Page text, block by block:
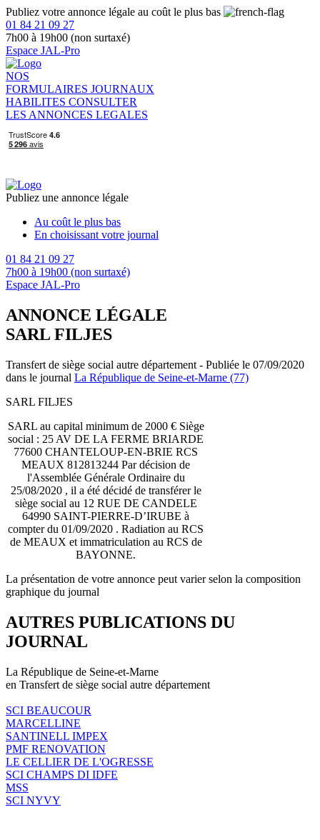
Publiez votre annonce légale au coût le plus bas
01 84 21 09 27
7h00 à 19h00 (non surtaxé)
Espace JAL-Pro
NOS
FORMULAIRES JOURNAUX
HABILITES CONSULTER
LES ANNONCES LEGALES
Publiez une annonce légale
Au coût le plus bas
En choisissant votre journal
01 84 21 09 27
7h00 à 19h00 (non surtaxé)
Espace JAL-Pro
ANNONCE LÉGALE
SARL FILJES
Transfert de siège social autre département - Publiée le 07/09/2020
dans le journal La République de Seine-et-Marne (77)
SARL FILJES
SARL au capital minimum de 2000 € Siège
social : 25 AV DE LA FERME BRIARDE
77600 CHANTELOUP-EN-BRIE RCS
MEAUX 812813244 Par décision de
l'Assemblée Générale Ordinaire du
25/08/2020 , il a été décidé de transférer le
siège social au 12 RUE DE CANDELE
64990 SAINT-PIERRE-D’IRUBE à
compter du 01/09/2020 . Radiation au RCS
de MEAUX et immatriculation au RCS de
BAYONNE.
La présentation de votre annonce peut varier selon la composition
graphique du journal
AUTRES PUBLICATIONS DU
JOURNAL
La République de Seine-et-Marne
en Transfert de siège social autre département
SCI BEAUCOUR
MARCELLINE
SANTINELL IMPEX
PMF RENOVATION
LE CELLIER DE L'OGRESSE
SCI CHAMPS DI IDFE
MSS
SCI NYVY